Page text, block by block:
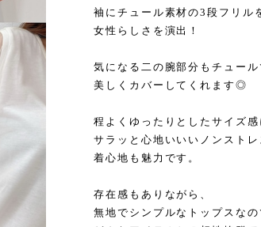
袖にチュール素材の3段フリル
女性らしさを演出！
気になる二の腕部分もチュール
美しくカバーしてくれます◎
程よくゆったりとしたサイズ感
サラッと心地いいいノンストレ
着心地も魅力です。
存在感もありながら、
無地でシンプルなトップスなの